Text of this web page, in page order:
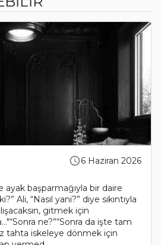
6 Haziran 2026
başparmağıyla bir daire
Ali, “Nasıl yani?” diye sıkıntıyla
gitmek için
ne?”“Sonra da işte tam
tahta iskeleye dönmek için